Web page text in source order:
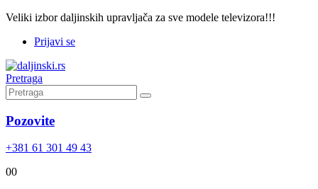
Veliki izbor daljinskih upravljača za sve modele televizora!!!
Prijavi se
Pretraga
Pozovite
+381 61 301 49 43
00